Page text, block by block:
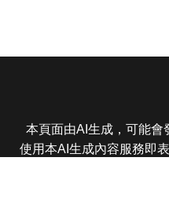
本頁面由AI生成，可能會
使用本AI生成內容服務即